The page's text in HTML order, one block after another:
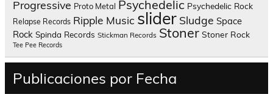
Progressive Proto Metal Psychedelic Psychedelic Rock
Relapse Records Ripple Music slider Sludge Space
Rock Spinda Records Stickman Records Stoner Stoner Rock
Tee Pee Records
Publicaciones por Fecha